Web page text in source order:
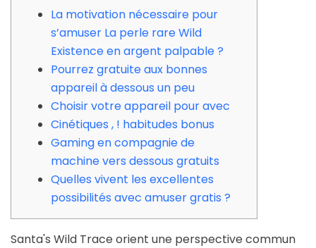
La motivation nécessaire pour
s’amuser La perle rare Wild
Existence en argent palpable ?
Pourrez gratuite aux bonnes
appareil à dessous un peu
Choisir votre appareil pour avec
Cinétiques , ! habitudes bonus
Gaming en compagnie de
machine vers dessous gratuits
Quelles vivent les excellentes
possibilités avec amuser gratis ?
Santa's Wild Trace orient une perspective commun